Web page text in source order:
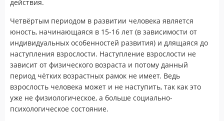
действия.
Четвёртым периодом в развитии человека является
юность, начинающаяся в 15-16 лет (в зависимости от
индивидуальных особенностей развития) и длящаяся до
наступления взрослости. Наступление взрослости не
зависит от физического возраста и потому данный
период чётких возрастных рамок не имеет. Ведь
взрослость человека может и не наступить, так как это
уже не физиологическое, а больше социально-
психологическое состояние.